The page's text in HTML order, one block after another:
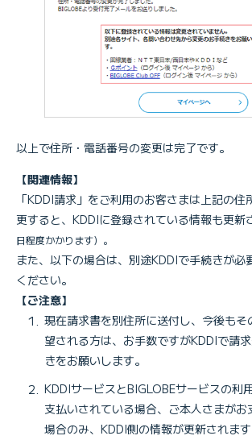
以上で住所・電話番号の変更は完了です。
【関連情報】
「KDDI請求」をご利用のお客さまは上記の住
更すると、KDDIに登録されている情報も更新
日程度かかります）。
また、以下の場合は、別途KDDIで手続きが必
ください。
【ご注意】
現在請求書を別住所に送付し、今後もそ
望される方は、お手数ですがKDDIで請
きをお願いします。
KDDIサービスとBIGLOBEサービスの利
支払いされている場合、ご本人さまがお
場合のみ、KDDI側の情報が更新されます